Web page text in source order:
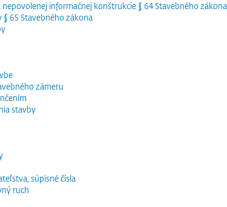
informačnej konštrukcie § 64 Stavebného zákona
65 Stavebného zákona
zámeru
stavby
súpisné čísla
ruch